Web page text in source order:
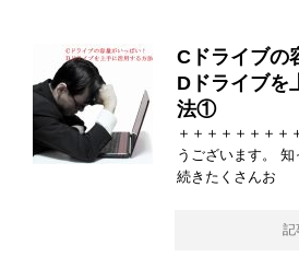
Cドライブの
Dドライブを
法①
＋＋＋＋＋＋＋＋
うございます。
続きたくさんお
記